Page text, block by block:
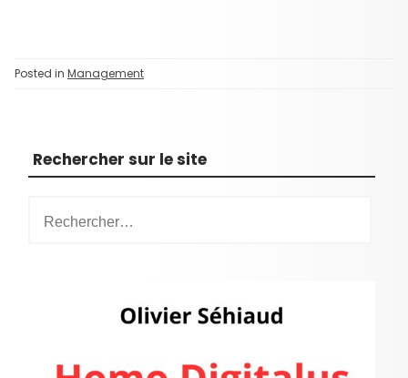
Posted in Management
Rechercher sur le site